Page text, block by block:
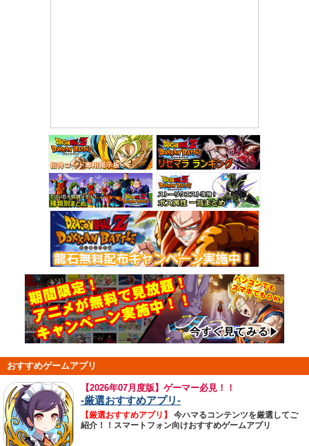
おすすめゲームアプリ
【2026年07月度版】ゲーマー必見！！
-厳選おすすめアプリ-
【厳選おすすめアプリ】
今ハマるコンテンツを厳選してご
紹介！！スマートフォン向けおすすめゲームアプリ